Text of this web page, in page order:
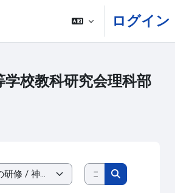
ログイン
学校教科研究会理科部
コースを検索す
コースを検索